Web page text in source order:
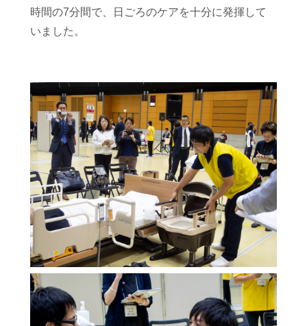
時間の7分間で、日ごろのケアを十分に発揮して
いました。